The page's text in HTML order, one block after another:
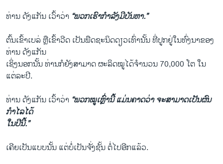
ທ່ານ ດັງແກັນ ເວົ້າວ່າ “ພວກເຮົາກຳລັງມີບັນຫາ.”
ຕົ້ນເຂົ້າເບລ່ ຫຼືເຂົ້າວີດ ເປັນພືດຊະນິດດຽວເທົ່ານັ້ນ ທີ່ປູກຢູ່ໃນທົ່ງນາຂອງ
ທ່ານ ດັງແກັນ
ເຊິ່ງນອກນັ້ນ ທ່ານກໍຍັງສາມາດ ຜະລິດໝູໄດ້ຈຳນວນ 70,000 ໂຕ ໃນ
ແຕ່ລະປີ.
ທ່ານ ດັງແກັນ ເວົ້າວ່າ “ພວກໝູເຫຼົ່ານີ້ ແມ່ນຄາດວ່າ ຈະສາມາດເປັນຜົນ
ກຳໄລໄດ້
ໃນປີນີ້.”
ເຄີຍເປັນແບບນັ້ນ ແຕ່ບໍ່ເປັນຈັ່ງຊັ້ນ ຕໍ່ໄປອີກແລ້ວ.